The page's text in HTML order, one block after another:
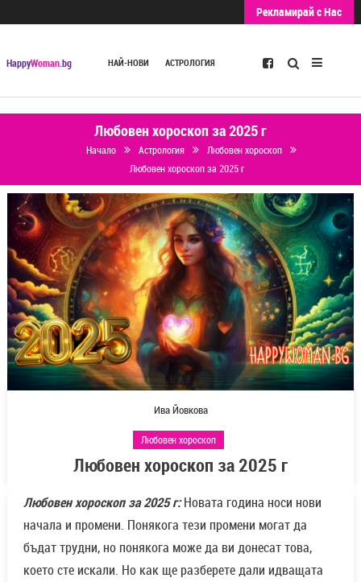
Рекламирай с Нас
HappyWoman.bg НАЙ-НОВИ АСТРОЛОГИЯ Търсене
Любовен хороскоп за 2025 г
Начало Астрология
Любовен хороскоп
Любовен хороскоп за 2025 г
Ива Йовкова
Любовен хороскоп
Любовен хороскоп за 2025 г
Любовен хороскоп за 2025 г:Новата година носи нови
начала и промени. Понякога тези промени могат да
бъдат трудни, но понякога може да ви донесат това,
което сте искали. Но как ще разберете дали идващата